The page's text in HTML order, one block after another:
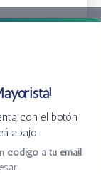
con el botón
abajo.
código a tu email
Olvidé mi clave